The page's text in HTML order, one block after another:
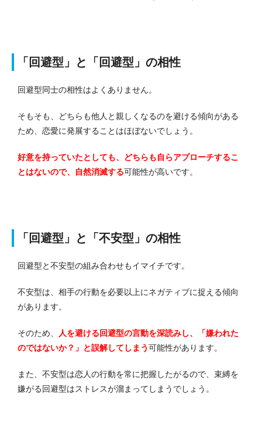
「回避型」と「回避型」の相性
回避型同士の相性はよくありません。
そもそも、どちらも他人と親しくなるのを避ける傾向がある
ため、恋愛に発展することはほぼないでしょう。
好意を持っていたとしても、どちらも自らアプローチするこ
とはないので、自然消滅する可能性が高いです。
「回避型」と「不安型」の相性
回避型と不安型の組み合わせもイマイチです。
不安型は、相手の行動を必要以上にネガティブに捉える傾向
があります。
そのため、
人を避ける回避型の言動を深読みし、「嫌われた
のではないか？」と誤解してしまう可能性があります。
また、不安型は恋人の行動を常に把握したがるので、束縛を
嫌がる回避型はストレスが溜まってしまうでしょう。